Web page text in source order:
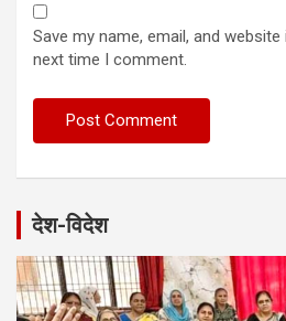
Save my name, email, and
next time I comment.
देश-विदेश